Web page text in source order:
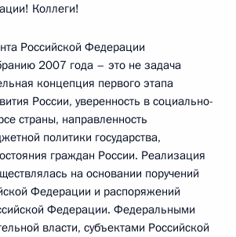
Коллеги!
Российской Федерации
2007 года – это не задача
концепция первого этапа
России, уверенность в социально-
страны, направленность
политики государства,
граждан России. Реализация
на основании поручений
Федерации и распоряжений
Федерации. Федеральными
власти, субъектами Российской